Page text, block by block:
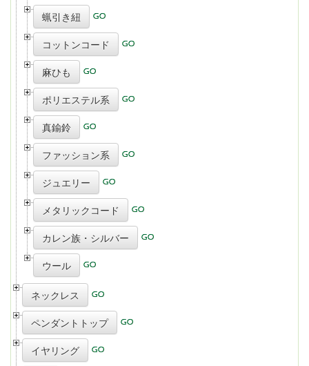
蝋引き紐
コットンコード
麻ひも
ポリエステル系
真鍮鈴
ファッション系
ジュエリー
メタリックコード
カレン族・シルバー
ウール
ネックレス
ペンダントトップ
イヤリング